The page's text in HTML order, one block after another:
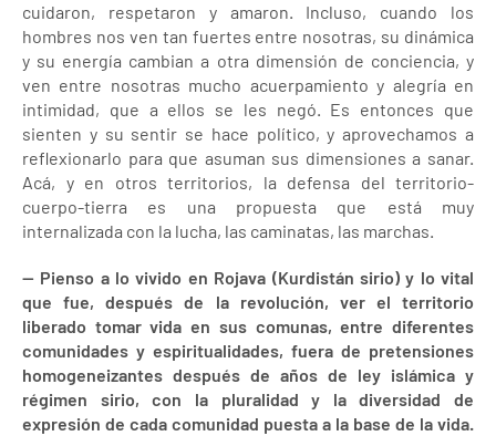
cuidaron, respetaron y amaron. Incluso, cuando los
hombres nos ven tan fuertes entre nosotras, su dinámica
y su energía cambian a otra dimensión de conciencia, y
ven entre nosotras mucho acuerpamiento y alegría en
intimidad, que a ellos se les negó. Es entonces que
sienten y su sentir se hace político, y aprovechamos a
reflexionarlo para que asuman sus dimensiones a sanar.
Acá, y en otros territorios, la defensa del territorio-
cuerpo-tierra es una propuesta que está muy
internalizada con la lucha, las caminatas, las marchas.
— Pienso a lo vivido en Rojava (Kurdistán sirio) y lo vital
que fue, después de la revolución, ver el territorio
liberado tomar vida en sus comunas, entre diferentes
comunidades y espiritualidades, fuera de pretensiones
homogeneizantes después de años de ley islámica y
régimen sirio, con la pluralidad y la diversidad de
expresión de cada comunidad puesta a la base de la vida.